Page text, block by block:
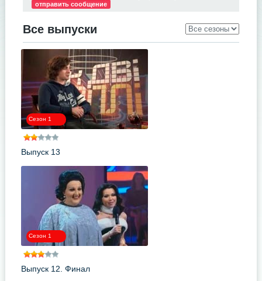
отправить сообщение
Все выпуски
Сезон 1
Выпуск 13
Сезон 1
Выпуск 12. Финал